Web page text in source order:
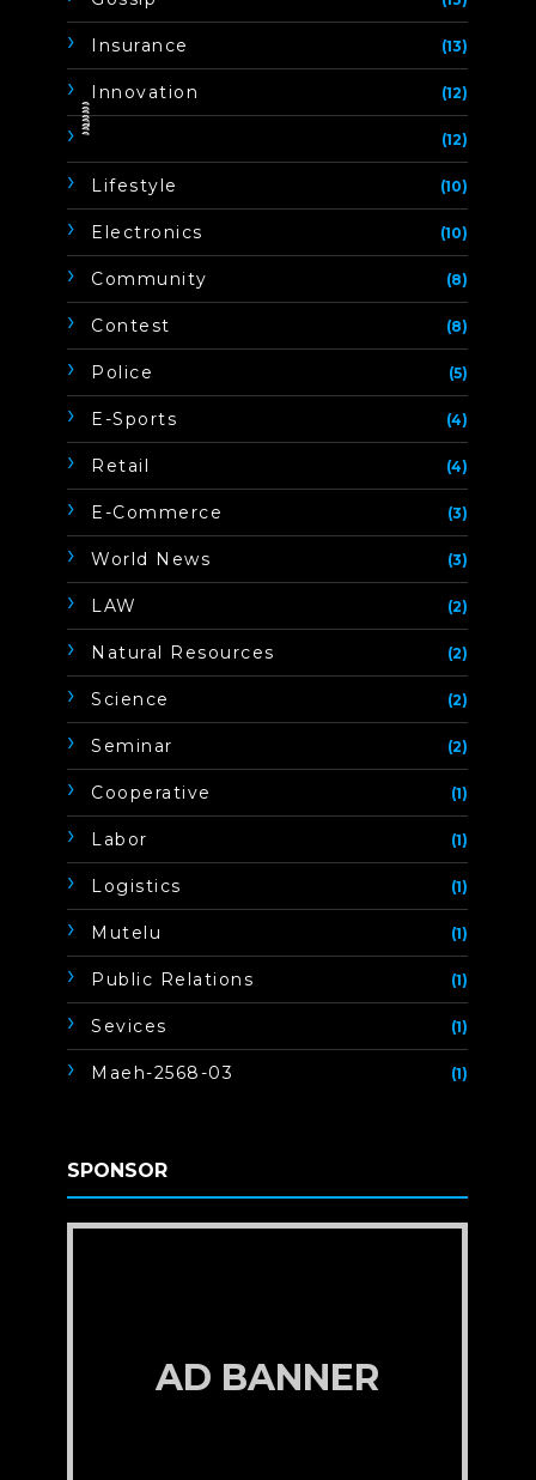
Insurance (13)
Innovation (12)
(12)
Lifestyle (10)
Electronics (10)
Community (8)
Contest (8)
Police (5)
E-Sports (4)
Retail (4)
E-Commerce (3)
World News (3)
LAW (2)
Natural Resources (2)
Science (2)
Seminar (2)
Cooperative (1)
Labor (1)
Logistics (1)
Mutelu (1)
Public Relations (1)
Sevices (1)
Maeh-2568-03 (1)
SPONSOR
AD BANNER